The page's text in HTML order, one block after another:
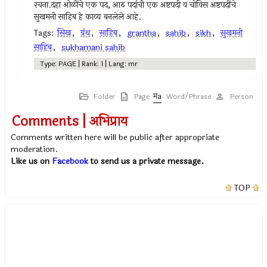
रचना.दहा ओळींचे एक पद, आठ पदांची एक अष्टपदी व चोविस अष्टपदींचे
सुखमनी साहिब हे काव्य बनलेले आहे.
Tags: सिख, ग्रंथ, साहिब, grantha, sahib, sikh, सुखमनी
साहिब, sukhamani sahib
Type: PAGE | Rank: 1 | Lang: mr
Folder Page Word/Phrase Person
Comments | अभिप्राय
Comments written here will be public after appropriate
moderation.
Like us on Facebookto send us a private message.
TOP